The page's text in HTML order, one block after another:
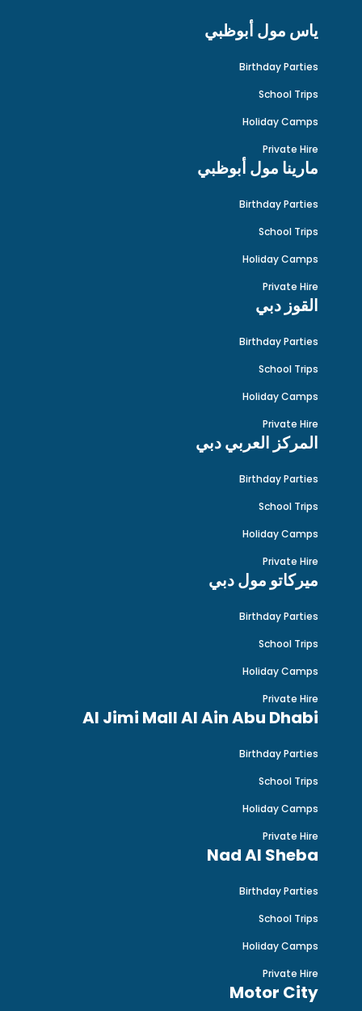
ياس مول أبوظبي
Birthday Parties
School Trips
Holiday Camps
Private Hire
مارينا مول أبوظبي
Birthday Parties
School Trips
Holiday Camps
Private Hire
القوز دبي
Birthday Parties
School Trips
Holiday Camps
Private Hire
المركز العربي دبي
Birthday Parties
School Trips
Holiday Camps
Private Hire
ميركاتو مول دبي
Birthday Parties
School Trips
Holiday Camps
Private Hire
Al Jimi Mall Al Ain Abu Dhabi
Birthday Parties
School Trips
Holiday Camps
Private Hire
Nad Al Sheba
Birthday Parties
School Trips
Holiday Camps
Private Hire
Motor City